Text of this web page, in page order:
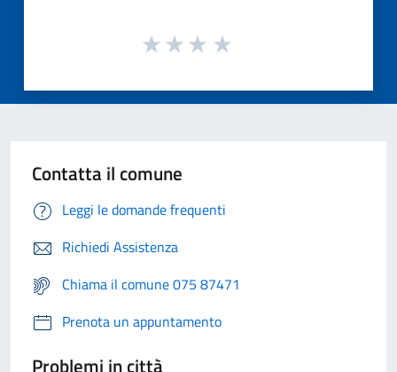
Contatta il comune
Leggi le domande frequenti
Richiedi Assistenza
Chiama il comune 075 87471
Prenota un appuntamento
Problemi in città